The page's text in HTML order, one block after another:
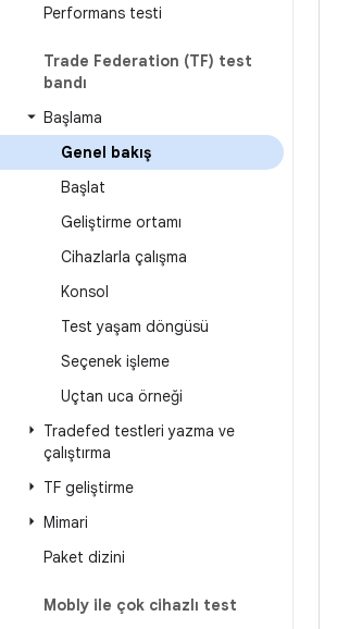
Performans testi
Trade Federation (TF) test
bandı
Başlama
Genel bakış
Başlat
Geliştirme ortamı
Cihazlarla çalışma
Konsol
Test yaşam döngüsü
Seçenek işleme
Uçtan uca örneği
Tradefed testleri yazma ve
çalıştırma
TF geliştirme
Mimari
Paket dizini
Mobly ile çok cihazlı test